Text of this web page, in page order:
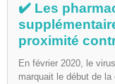
✔️ Les
proximité
En février 2020, le
marquait le début de